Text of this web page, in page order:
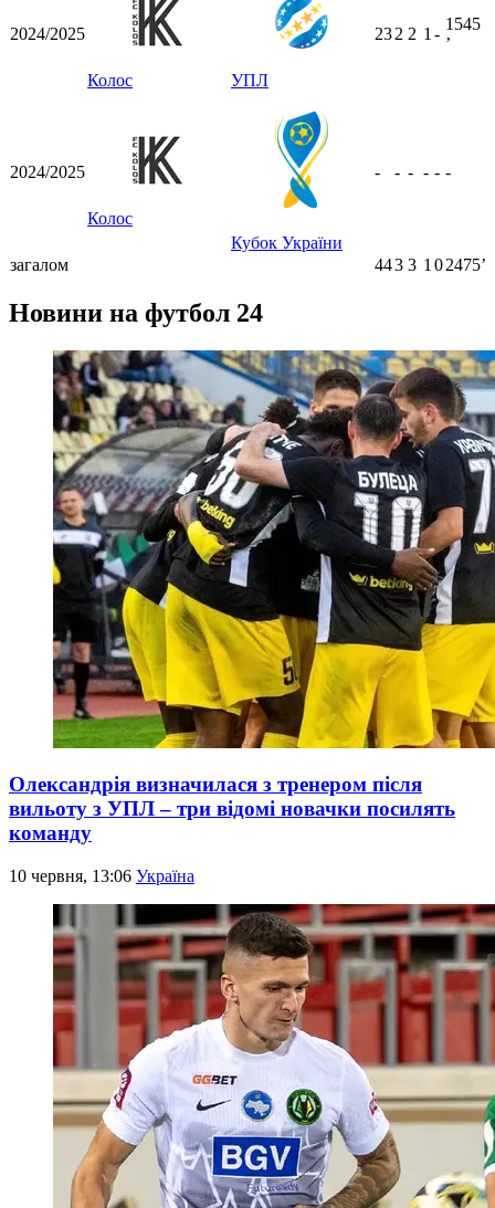
2024/2025
Колос УПЛ
232 2 1 -
1545
ʼ
2024/2025
Колос
Кубок України
- - - - - -
загалом 443 3 1 02475ʼ
Новини на футбол 24
Олександрія визначилася з тренером після
вильоту з УПЛ – три відомі новачки посилять
команду
10 червня, 13:06 Україна